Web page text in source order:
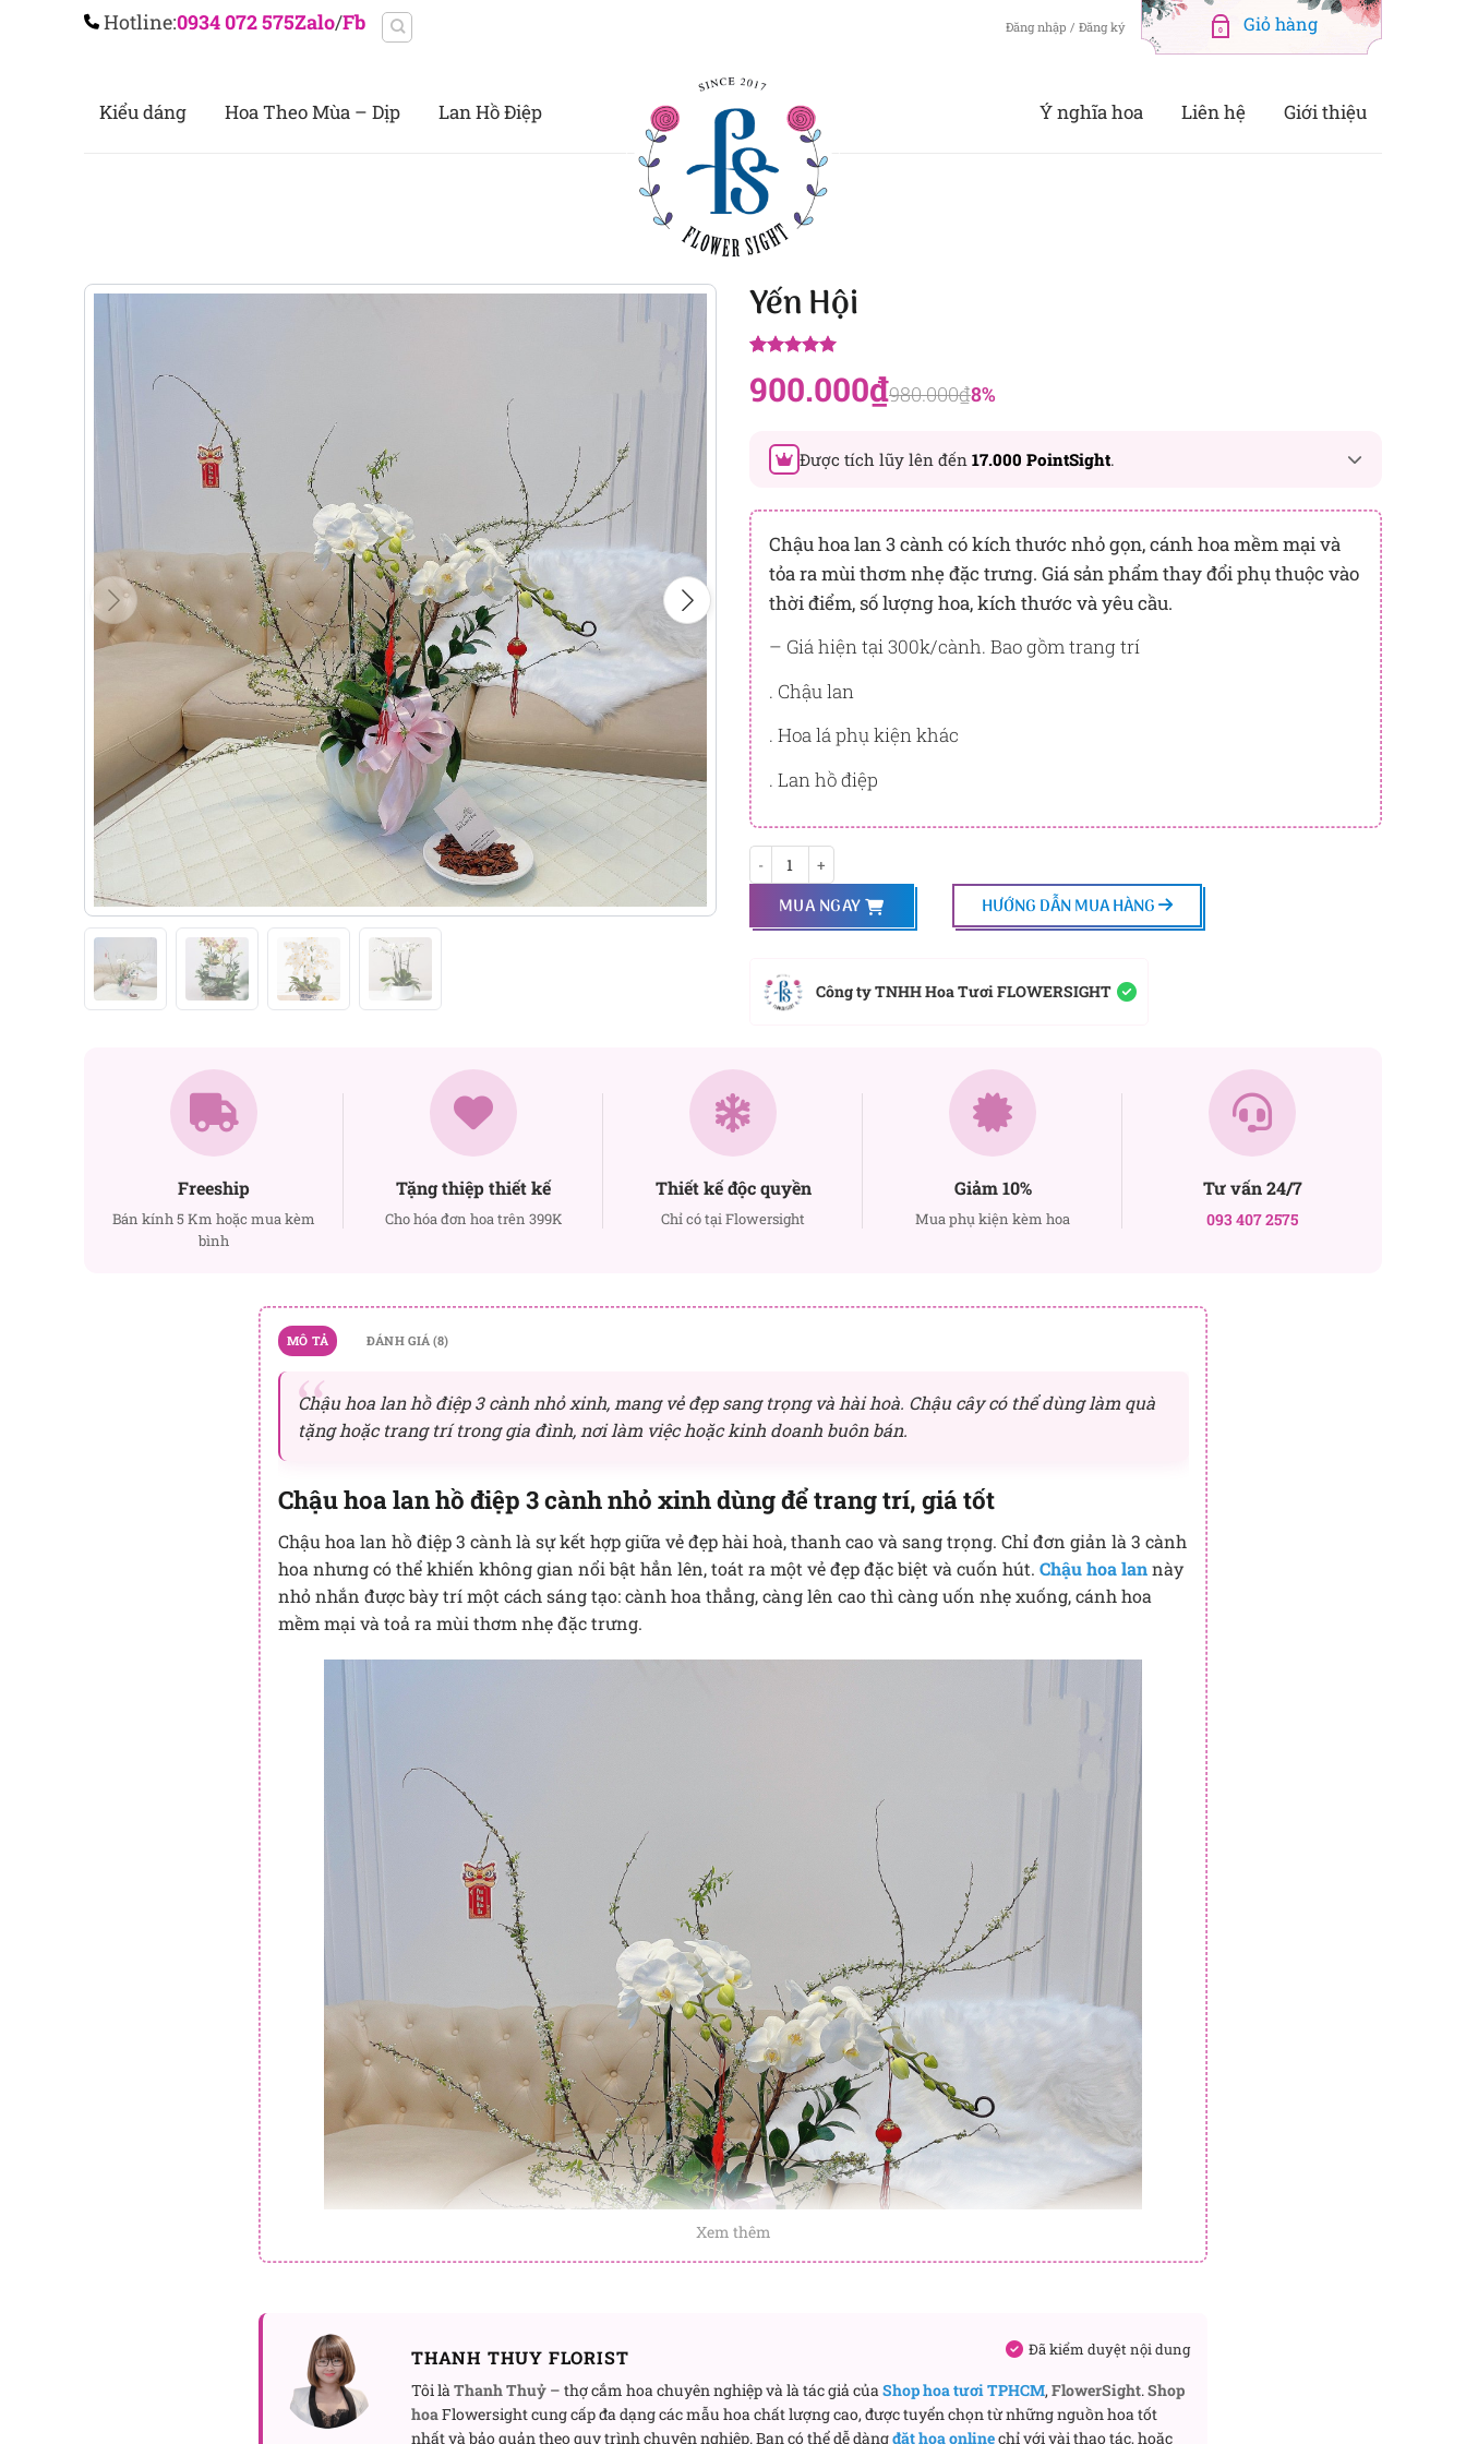
Hotline:0934 072 575Zalo/Fb Đăng nhập / Đăng ký 0
Kiểu dáng Hoa Theo Mùa – Dịp Lan Hồ Điệp Ý nghĩa hoa Liên hệ Giới thiệu
Yến Hội
dựa trên
đánh giá
900.000₫980.000₫8%
Được tích lũy lên đến 17.000 PointSight.
Đây là số PointSight ước tính bạn sẽ được tích lũy khi mua sản phẩm hôm nay,
tương ứng với quyền lợi hạng
BẠCH KIM
PointSight có giá trị dùng để trừ trực tiếp vào đơn hàng hoặc đổi quà tặng ưu đãi tại
Flowersight.
Đăng nhập
hoặc Đăng ký ngay để kiểm tra mức tích lũy chính xác nhất dành cho
bạn.
Chậu hoa lan 3 cành có kích thước nhỏ gọn,cánh hoa mềm mại và
tỏa ra mùi thơm nhẹ đặc trưng. Giá sản phẩm thay đổi phụ thuộc vào
thời điểm, số lượng hoa, kích thước và yêu cầu.
– Giá hiện tại 300k/cành. Bao gồm trang trí
. Chậu lan
. Hoa lá phụ kiện khác
. Lan hồ điệp
MUA NGAY HƯỚNG DẪN MUA HÀNG
Công ty TNHH Hoa Tươi FLOWERSIGHT
Freeship
Bán kính 5 Km hoặc mua kèm
bình
Tặng thiệp thiết kế
Cho hóa đơn hoa trên 399K
Thiết kế độc quyền
Chỉ có tại Flowersight
Giảm 10%
Mua phụ kiện kèm hoa
Tư vấn 24/7
093 407 2575
MÔ TẢ ĐÁNH GIÁ (8)
Chậu hoa lan hồ điệp 3 cành nhỏ xinh, mang vẻ đẹp sang trọng và hài hoà. Chậu cây có thể dùng làm quà
tặng hoặc trang trí trong gia đình, nơi làm việc hoặc kinh doanh buôn bán.
Chậu hoa lan hồ điệp 3 cành nhỏ xinh dùng để trang trí, giá tốt
Chậu hoa lan hồ điệp 3 cành là sự kết hợp giữa vẻ đẹp hài hoà, thanh cao và sang trọng. Chỉ đơn giản là 3 cành
hoa nhưng có thể khiến không gian nổi bật hẳn lên, toát ra một vẻ đẹp đặc biệt và cuốn hút. Chậu hoa lannày
nhỏ nhắn được bày trí một cách sáng tạo: cành hoa thẳng, càng lên cao thì càng uốn nhẹ xuống, cánh hoa
mềm mại và toả ra mùi thơm nhẹ đặc trưng.
Xem thêm
THANH THUY FLORIST Đã kiểm duyệt nội dung
Tôi làThanh Thuỷ – thợ cắm hoa chuyên nghiệp và là tác giả củaShop hoa tươi TPHCM,FlowerSight.Shop
hoaFlowersight cung cấp đa dạng các mẫu hoa chất lượng cao, được tuyển chọn từ những nguồn hoa tốt
nhất và bảo quản theo quy trình chuyên nghiệp. Bạn có thể dễ dàngđặt hoa onlinechỉ với vài thao tác, hoặc